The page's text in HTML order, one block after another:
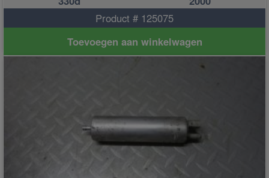
Product # 125075
Toevoegen aan winkelwagen